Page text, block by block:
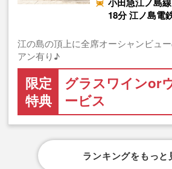
18分 江ノ島電
江の島の頂上に全席オーシャンビュ
アン有り♪
限定
特典
グラスワインor
ービス
ランキングをもっと